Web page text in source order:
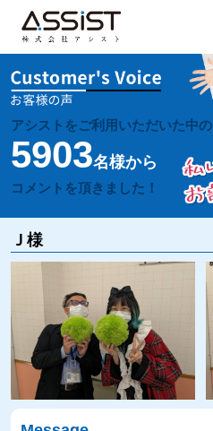
アシストをご利用いただいた中の
5903名様から
コメントを頂きました！
Ｊ様